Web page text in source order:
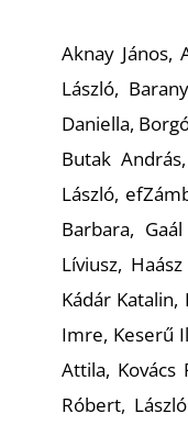
Aknay János,
László,
Daniella,
Butak
László,
Barbara,
Líviusz,
Kádár
Imre, Keserű
Attila, Kovács
Róbert,